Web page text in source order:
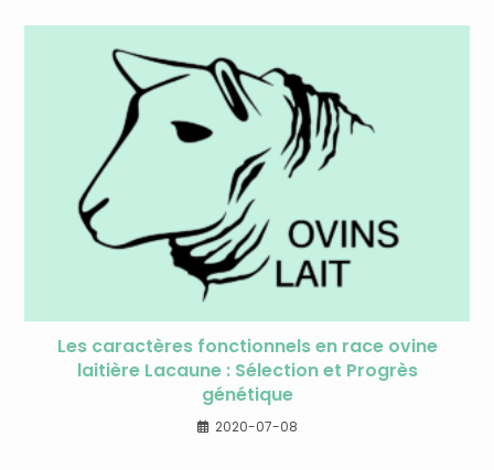
Les caractères fonctionnels en race ovine
laitière Lacaune : Sélection et Progrès
génétique
2020-07-08